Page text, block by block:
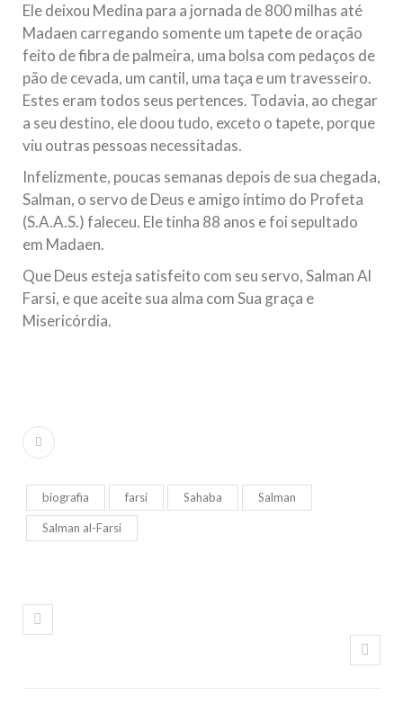
Ele deixou Medina para a jornada de 800 milhas até
Madaen carregando somente um tapete de oração
feito de fibra de palmeira, uma bolsa com pedaços de
pão de cevada, um cantil, uma taça e um travesseiro.
Estes eram todos seus pertences. Todavia, ao chegar
a seu destino, ele doou tudo, exceto o tapete, porque
viu outras pessoas necessitadas.
Infelizmente, poucas semanas depois de sua chegada,
Salman, o servo de Deus e amigo íntimo do Profeta
(S.A.A.S.) faleceu. Ele tinha 88 anos e foi sepultado
em Madaen.
Que Deus esteja satisfeito com seu servo, Salman Al
Farsi, e que aceite sua alma com Sua graça e
Misericórdia.
biografia farsi Sahaba Salman
Salman al-Farsi